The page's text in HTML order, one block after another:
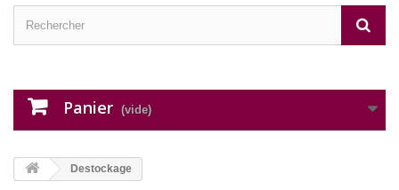
Panier (vide)
Destockage